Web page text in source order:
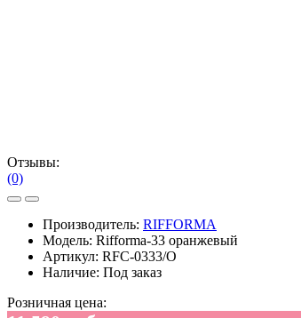
Отзывы:
(0)
Производитель: RIFFORMA
Модель: Rifforma-33 оранжевый
Артикул: RFC-0333/O
Наличие: Под заказ
Розничная цена: